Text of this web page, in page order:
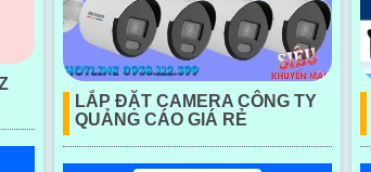
LẮP ĐẶT CAMERA CÔNG TY
QUẢNG CÁO GIÁ RẺ